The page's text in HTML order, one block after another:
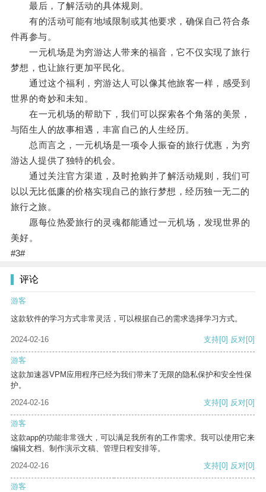
最后，了解活动的具体规则。
有的活动可能有地域限制或其他要求，确保自己符合条
件再参与。
一元机场是为穷游达人带来的福音，它不仅实现了旅行
梦想，也让旅行更加平民化。
通过这个福利，穷游达人可以像其他旅客一样，感受到
世界的奇妙和未知。
在一元机场的帮助下，我们可以探索各个角落的美景，
与陌生人的故事相遇，丰富自己的人生经历。
总而言之，一元机场是一项令人振奋的旅行优惠，为穷
游达人提供了独特的机会。
通过关注官方渠道，及时抢购并了解活动规则，我们可
以以无比低廉的价格实现自己的旅行梦想，经历独一无二的
旅行之旅。
愿每位热爱旅行的灵魂都能通过一元机场，发现世界的
美好。
#3#
评论
游客
这款软件的学习方式非常灵活，可以根据自己的需求选择学习方式。
2024-02-16 支持[0] 反对[0]
游客
这款加速器VPM应用程序已经为我们带来了无限的隐私保护和安全性保
护。
2024-02-16
支持[0] 反对[0]
游客
这款app的功能非常强大，可以满足我所有的工作需求。我可以使用它来
编辑文档、制作演示文稿、管理日程安排等。
2024-02-16
支持[0] 反对[0]
游客